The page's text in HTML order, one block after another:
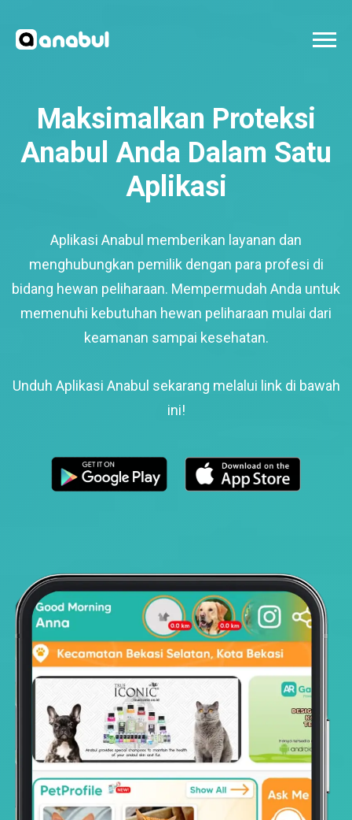
Maksimalkan Proteksi
Anabul Anda Dalam Satu
Aplikasi
Aplikasi Anabul memberikan layanan dan
menghubungkan pemilik dengan para profesi di
bidang hewan peliharaan. Mempermudah Anda untuk
memenuhi kebutuhan hewan peliharaan mulai dari
keamanan sampai kesehatan.
Unduh Aplikasi Anabul sekarang melalui link di bawah
ini!